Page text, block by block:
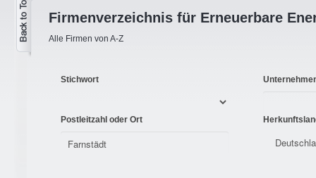
Firmenverzeichnis für Erneuerbare
Alle Firmen von A-Z
Stichwort
Postleitzahl oder Ort